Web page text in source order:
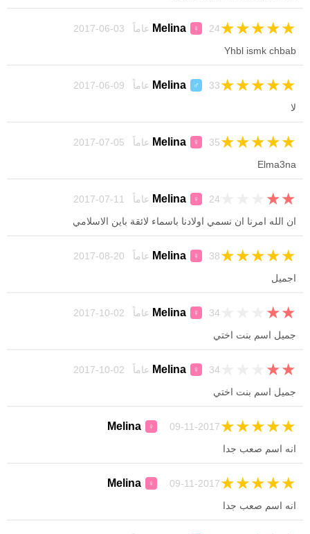
Melina ♀ 24 عاماً 03-06-2017 ★
★
★
★
★
Yhbl ismk chbab
Melina ♂ 33 عاماً 09-06-2017 ★
★
★
★
★
لا
Melina ♀ 35 عاماً 05-07-2017 ★
★
★
★
★
Elma3na
Melina ♀ 24 عاماً 11-07-2017 ★
★
ان الله امرنا ان نسمي اولادنا باسماء لائقة باين الاسلامي
Melina ♀ 38 عاماً 20-08-2017 ★
★
★
★
★
اجميل
Melina ♀ 34 عاماً 02-10-2017 ★
★
جميل اسم بنت اختي
Melina ♀ 34 عاماً 02-10-2017 ★
★
جميل اسم بنت اختي
Melina ♀ 09-11-2017 ★
★
★
★
★
انه اسم صعب جدا
Melina ♀ 09-11-2017 ★
★
★
★
★
انه اسم صعب جدا